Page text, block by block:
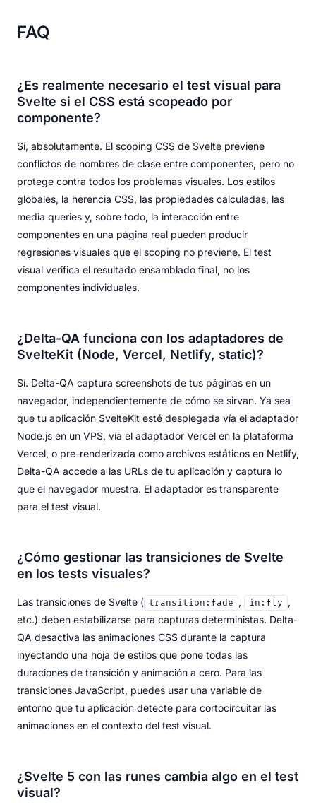
FAQ
¿Es realmente necesario el test visual para
Svelte si el CSS está scopeado por
componente?
Sí, absolutamente. El scoping CSS de Svelte previene
conflictos de nombres de clase entre componentes, pero no
protege contra todos los problemas visuales. Los estilos
globales, la herencia CSS, las propiedades calculadas, las
media queries y, sobre todo, la interacción entre
componentes en una página real pueden producir
regresiones visuales que el scoping no previene. El test
visual verifica el resultado ensamblado final, no los
componentes individuales.
¿Delta-QA funciona con los adaptadores de
SvelteKit (Node, Vercel, Netlify, static)?
Sí. Delta-QA captura screenshots de tus páginas en un
navegador, independientemente de cómo se sirvan. Ya sea
que tu aplicación SvelteKit esté desplegada vía el adaptador
Node.js en un VPS, vía el adaptador Vercel en la plataforma
Vercel, o pre-renderizada como archivos estáticos en Netlify,
Delta-QA accede a las URLs de tu aplicación y captura lo
que el navegador muestra. El adaptador es transparente
para el test visual.
¿Cómo gestionar las transiciones de Svelte
en los tests visuales?
Las transiciones de Svelte ( transition:fade , in:fly ,
etc.) deben estabilizarse para capturas deterministas. Delta-
QA desactiva las animaciones CSS durante la captura
inyectando una hoja de estilos que pone todas las
duraciones de transición y animación a cero. Para las
transiciones JavaScript, puedes usar una variable de
entorno que tu aplicación detecte para cortocircuitar las
animaciones en el contexto del test visual.
¿Svelte 5 con las runes cambia algo en el test
visual?